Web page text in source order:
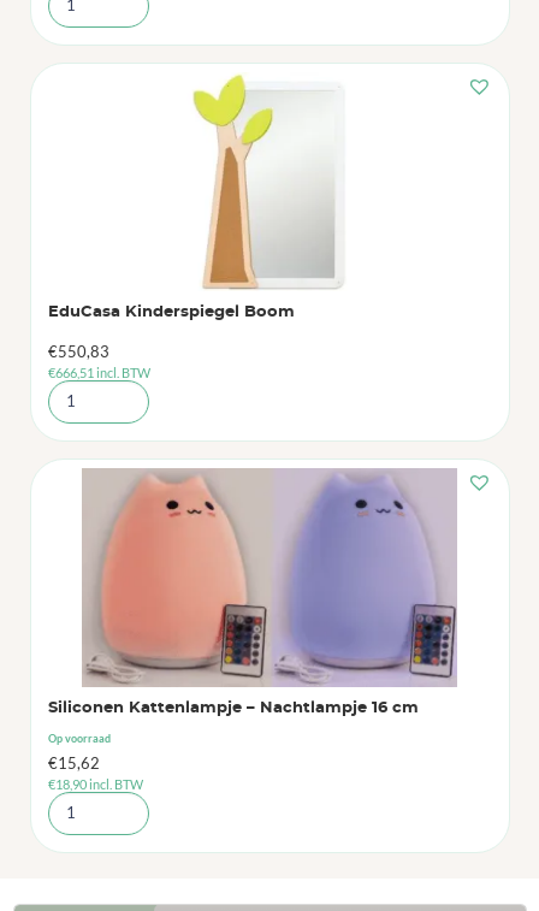
EduCasa Kinderspiegel Boom
€550,83
€666,51 incl. BTW
Siliconen Kattenlampje – Nachtlampje 16 cm
Op voorraad
€15,62
€18,90incl. BTW